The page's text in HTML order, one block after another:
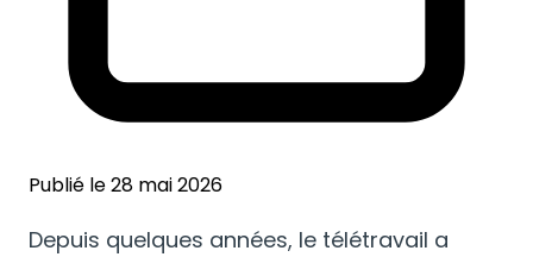
Publié le 28 mai 2026
Depuis quelques années, le télétravail a